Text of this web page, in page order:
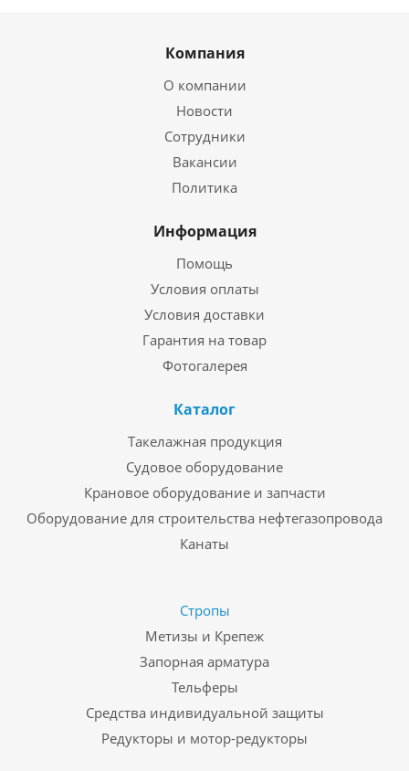
Компания
О компании
Новости
Сотрудники
Вакансии
Политика
Информация
Помощь
Условия оплаты
Условия доставки
Гарантия на товар
Фотогалерея
Каталог
Такелажная продукция
Судовое оборудование
Крановое оборудование и запчасти
Оборудование для строительства нефтегазопровода
Канаты
Стропы
Метизы и Крепеж
Запорная арматура
Тельферы
Средства индивидуальной защиты
Редукторы и мотор-редукторы